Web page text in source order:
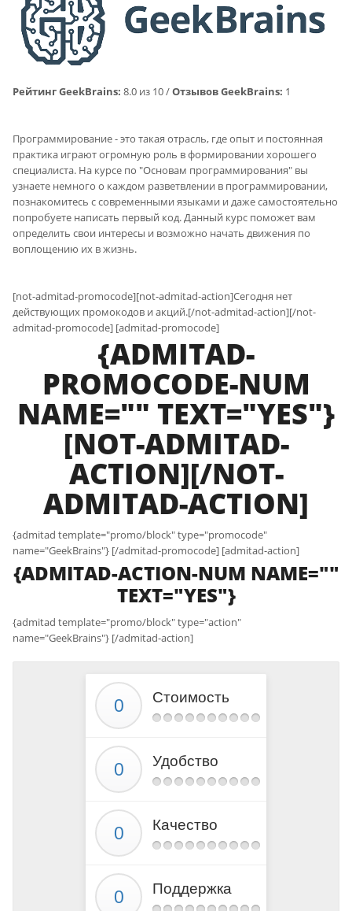
Рейтинг GeekBrains: 8.0 из 10 /Отзывов GeekBrains: 1
Программирование - это такая отрасль, где опыт и постоянная
практика играют огромную роль в формировании хорошего
специалиста. На курсе по "Основам программирования" вы
узнаете немного о каждом разветвлении в программировании,
познакомитесь с современными языками и даже самостоятельно
попробуете написать первый код. Данный курс поможет вам
определить свои интересы и возможно начать движения по
воплощению их в жизнь.
[not-admitad-promocode][not-admitad-action]Сегодня нет
действующих промокодов и акций.[/not-admitad-action][/not-
admitad-promocode] [admitad-promocode]
{ADMITAD-
PROMOCODE-NUM
NAME="" TEXT="YES"}
[NOT-ADMITAD-
ACTION][/NOT-
ADMITAD-ACTION]
{admitad template="promo/block" type="promocode"
name="GeekBrains"} [/admitad-promocode] [admitad-action]
{ADMITAD-ACTION-NUM NAME=""
TEXT="YES"}
{admitad template="promo/block" type="action"
name="GeekBrains"} [/admitad-action]
Стоимость
Удобство
Качество
Поддержка